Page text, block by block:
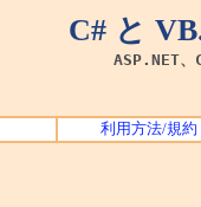
C# と
ASP.NET
利用方法/規約